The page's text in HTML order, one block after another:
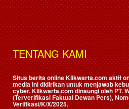
TENTANG KAMI
Situs berita online Klikwarta.com aktif
media ini didirikan untuk menjawab
cyber. Klikwarta.com dinaungi oleh PT.
(Terverifikasi Faktual Dewan Pers),
Verifikasi/K/X/2025.